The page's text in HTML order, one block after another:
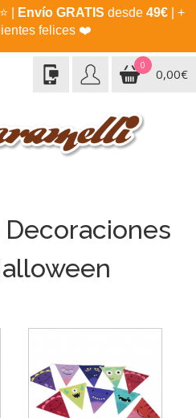
⭐ Envío GRATIS desde 49€| +
felices ❤️
0
0,00€
Decoraciones